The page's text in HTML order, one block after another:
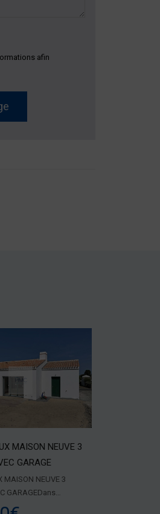
afin
MAISON NEUVE 3
GARAGE
MAISON NEUVE 3
GARAGEDans…